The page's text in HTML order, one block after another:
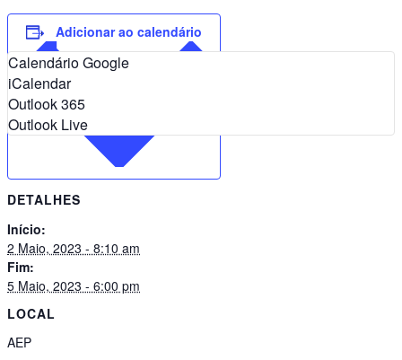
Adicionar ao calendário
Calendário Google
iCalendar
Outlook 365
Outlook Live
DETALHES
Início:
2 Maio, 2023 - 8:10 am
Fim:
5 Maio, 2023 - 6:00 pm
LOCAL
AEP